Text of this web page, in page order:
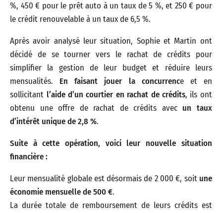
%, 450 € pour le prêt auto à un taux de 5 %, et 250 € pour
le crédit renouvelable à un taux de 6,5 %.
Après avoir analysé leur situation, Sophie et Martin ont
décidé de se tourner vers le rachat de crédits pour
simplifier la gestion de leur budget et réduire leurs
mensualités. En faisant jouer la concurrence et en
sollicitant l’aide d’un courtier en rachat de crédits, ils ont
obtenu une offre de rachat de crédits avec un taux
d’intérêt unique de 2,8 %.
Suite à cette opération, voici leur nouvelle situation
financière :
Leur mensualité globale est désormais de 2 000 €, soit une
économie mensuelle de 500 €.
La durée totale de remboursement de leurs crédits est